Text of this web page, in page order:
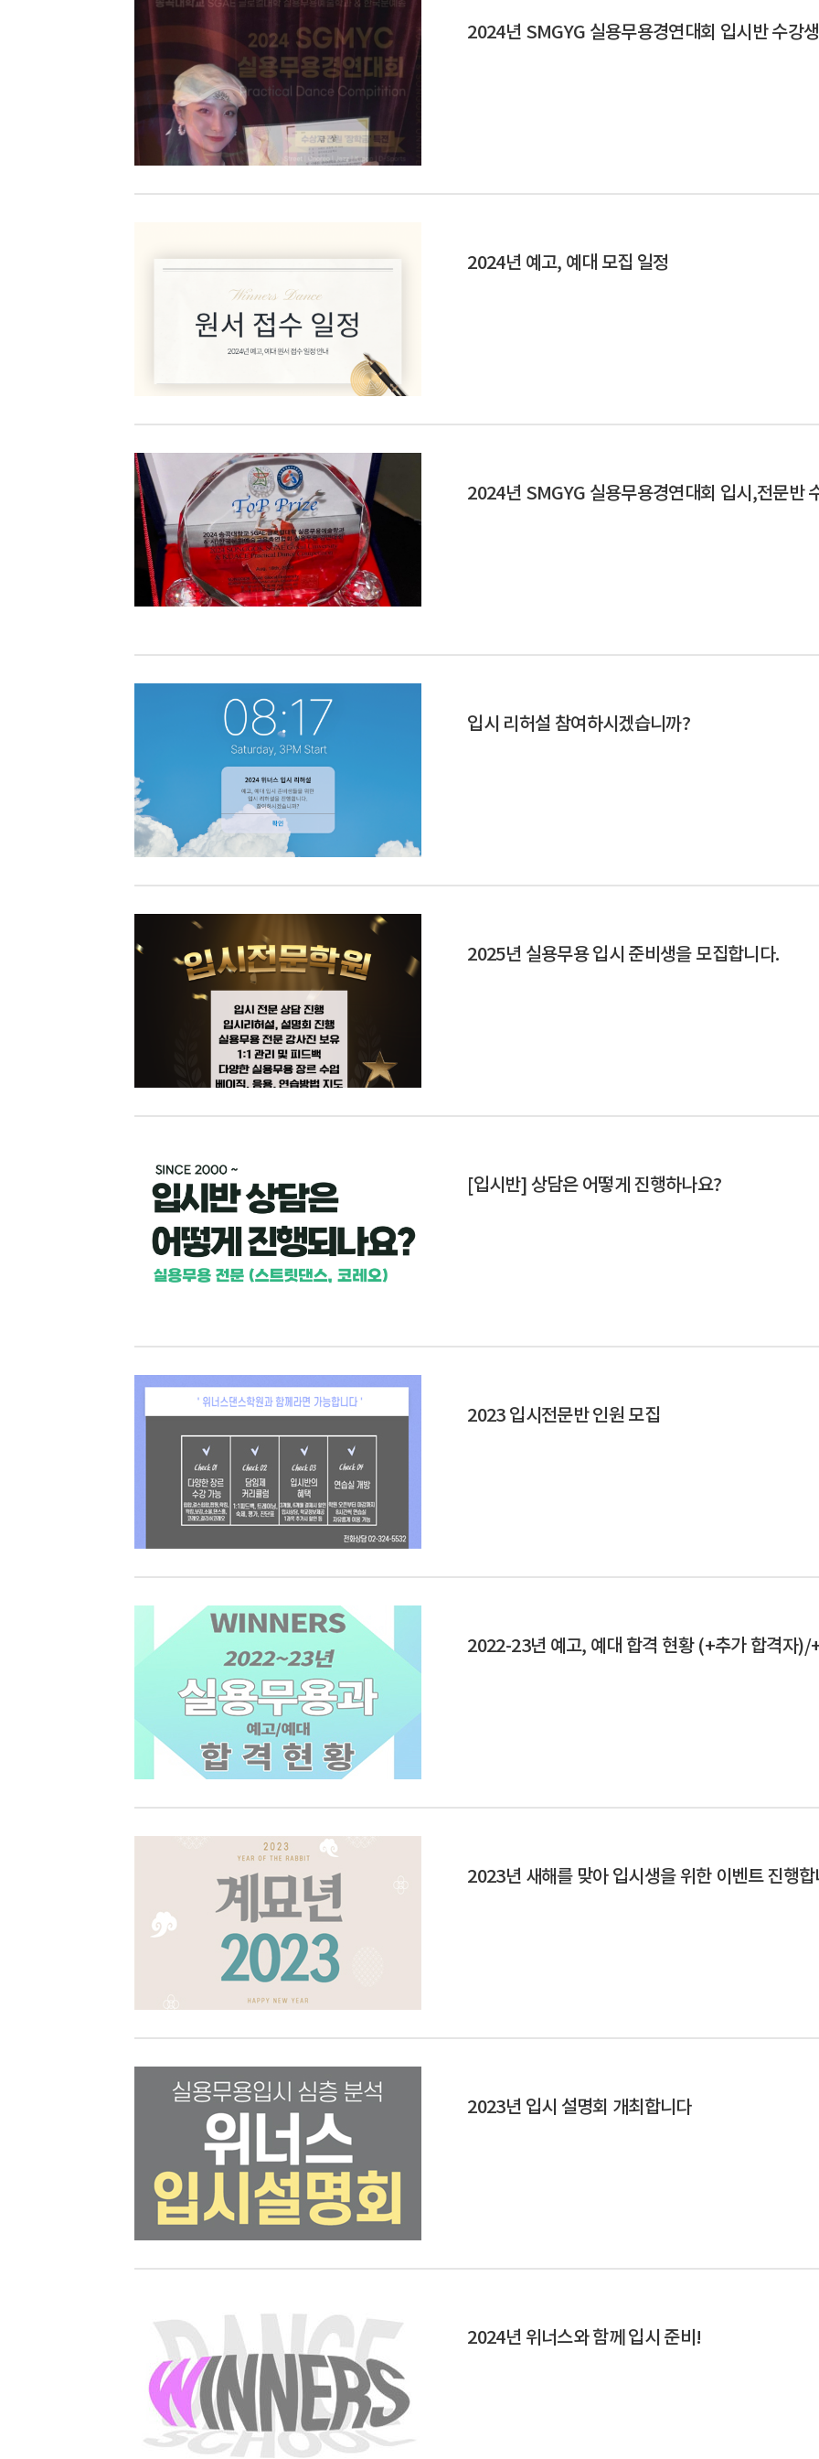
2024년 SMGYG 실용무용경연대회 입시반 수강
2024년 예고, 예대 모집 일정
2024년 SMGYG 실용무용경연대회 입시,전문반
입시 리허설 참여하시겠습니까?
2025년 실용무용 입시 준비생을 모집합니다.
[입시반] 상담은 어떻게 진행하나요?
2023 입시전문반 인원 모집
2022-23년 예고, 예대 합격 현황 (+추가 합격자)/
2023년 새해를 맞아 입시생을 위한 이벤트 진행
2023년 입시 설명회 개최합니다
2024년 위너스와 함께 입시 준비!